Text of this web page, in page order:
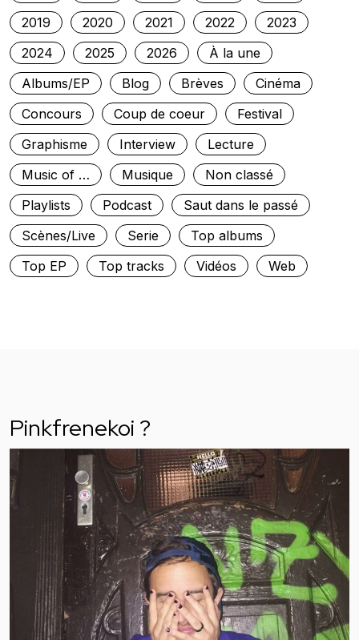
2019
2020 2021 2022
2023
2024
2025 2026
À la une
Albums/EP
Blog Brèves
Cinéma
Concours
Coup de coeur
Festival
Graphisme
Interview
Lecture
Music of …
Musique
Non classé
Playlists
Podcast
Saut dans le passé
Scènes/Live
Serie
Top albums
Top EP
Top tracks Vidéos Web
Pinkfrenekoi ?